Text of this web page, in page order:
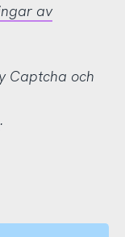
av
Captcha och
.